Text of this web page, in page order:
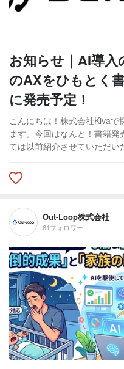
お知らせ｜AI導入
のAXをひもとく
に発売予定！
こんにちは！株式会社Kivaで
ます。今回はなんと！書籍
ては以前紹介させていただい
Out-Loop株式会社
61フォロワー